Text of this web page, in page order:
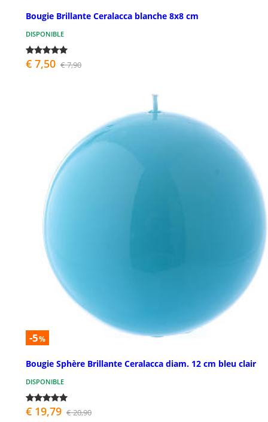
Bougie Brillante Ceralacca blanche 8x8 cm
DISPONIBLE
€ 7,50 € 7,90
-5%
Bougie Sphère Brillante Ceralacca diam. 12 cm bleu clair
DISPONIBLE
€ 19,79 € 20,90